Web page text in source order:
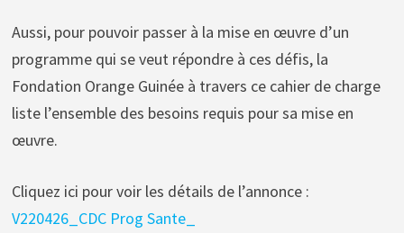
Aussi, pour pouvoir passer à la mise en œuvre d’un
programme qui se veut répondre à ces défis, la
Fondation Orange Guinée à travers ce cahier de charge
liste l’ensemble des besoins requis pour sa mise en
œuvre.
Cliquez ici pour voir les détails de l’annonce :
V220426_CDC Prog Sante_